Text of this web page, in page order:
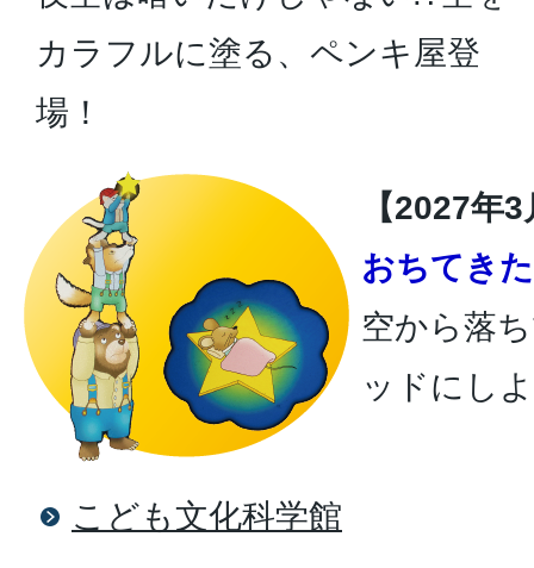
カラフルに塗る、ペンキ屋登
場！
【2027年
おちてき
空から落
ッドにし
こども文化科学館